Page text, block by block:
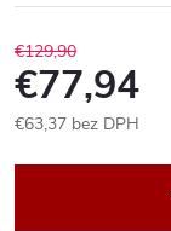
€129,90
€77,94
€63,37 bez DPH